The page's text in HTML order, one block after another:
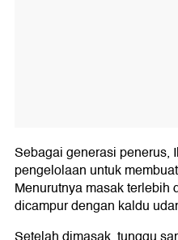
Sebagai generasi penerus,
pengelolaan untuk
Menurutnya masak terlebih
dicampur dengan kaldu